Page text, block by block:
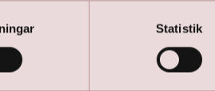
Statistik